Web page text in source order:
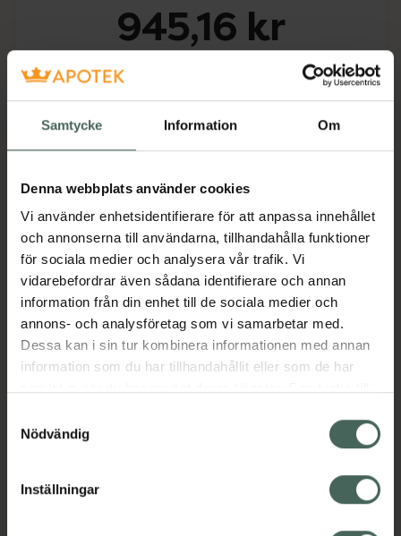
Samtycke Information Om
Denna webbplats använder cookies
Vi använder enhetsidentifierare för att anpassa innehållet
och annonserna till användarna, tillhandahålla funktioner
för sociala medier och analysera vår trafik. Vi
vidarebefordrar även sådana identifierare och annan
information från din enhet till de sociala medier och
annons- och analysföretag som vi samarbetar med.
Dessa kan i sin tur kombinera informationen med annan
information som du har tillhandahållit eller som de har
återkalla ditt samtycke via webbplatsens
cookieinställningar. Ett återkallat samtycke påverkar inte
lagligheten av behandling som skett innan återkallelsen.
Nödvändig
Inställningar
945,16 kr
Köp via ditt recept
Beskrivning Dölj
Läs alltid bipacksedeln innan
användning.
EAN:07046261547062
Visa